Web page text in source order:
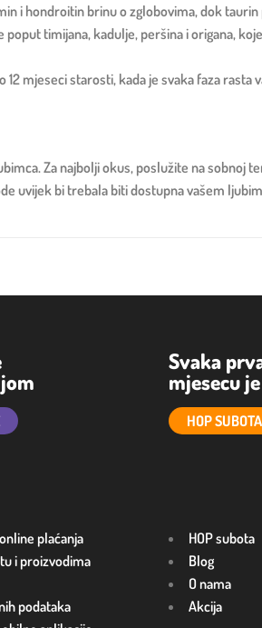
i hondroitin brinu o zglobovima, dok
timijana, kadulje, peršina i origana,
mjeseci starosti, kada je svaka faza rasta
Za najbolji okus, poslužite na sobnoj
uvijek bi trebala biti dostupna vašem
Svaka
mjesecu
HOP SUBOTA
plaćanja
i proizvodima
podataka
HOP subota
Blog
O nama
Akcija